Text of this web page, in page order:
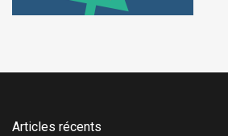
Articles récents